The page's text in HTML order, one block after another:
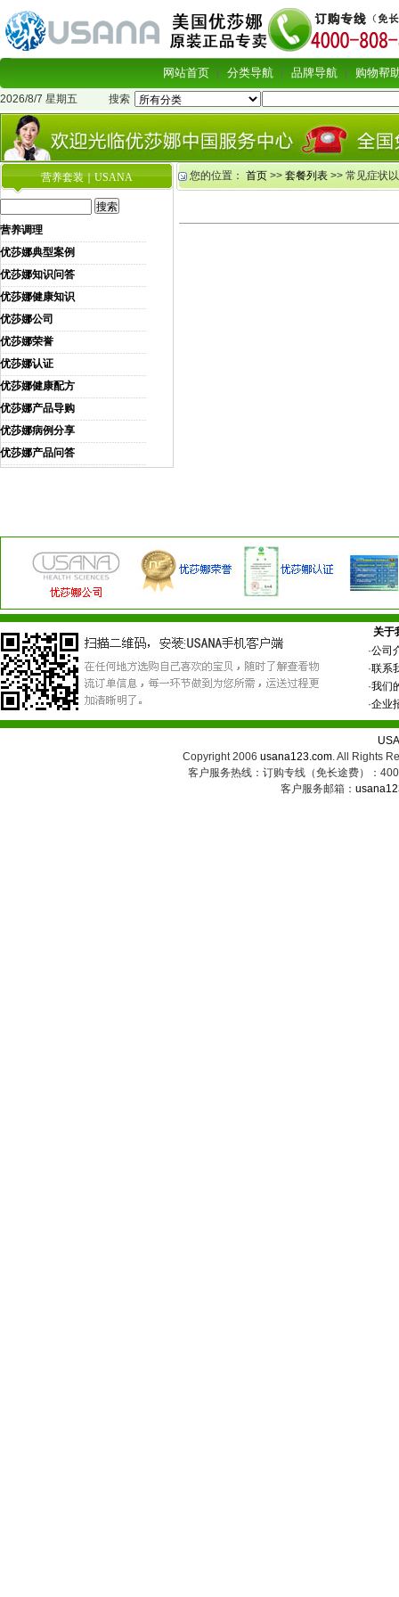
网站首页 分类导航 品牌导航 购物帮
2026/8/7 星期五 搜索
营养套装｜USANA
营养调理
优莎娜典型案例
优莎娜知识问答
优莎娜健康知识
优莎娜公司
优莎娜荣誉
优莎娜认证
优莎娜健康配方
优莎娜产品导购
优莎娜病例分享
优莎娜产品问答
您的位置： 首页 >> 套餐列表 >> 常见症状
关于
·公司
·联系
·我们
·企业
Copyright 2006 usana123.com. All Rights
客户服务热线：订购专线（免长途费）：
客户服务邮箱：